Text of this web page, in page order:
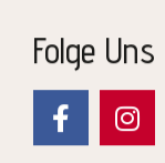
Folge Uns